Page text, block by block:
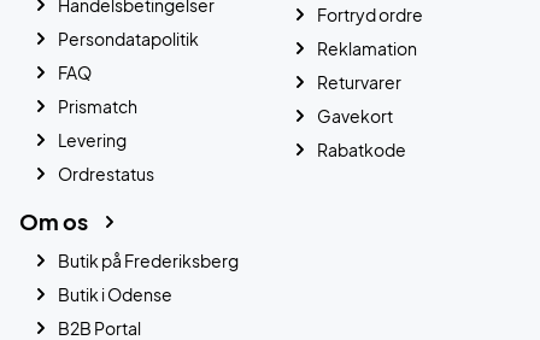
Handelsbetingelser
Persondatapolitik
FAQ
Prismatch
Levering
Ordrestatus
Fortryd ordre
Reklamation
Returvarer
Gavekort
Rabatkode
Om os
Butik på Frederiksberg
Butik i Odense
B2B Portal